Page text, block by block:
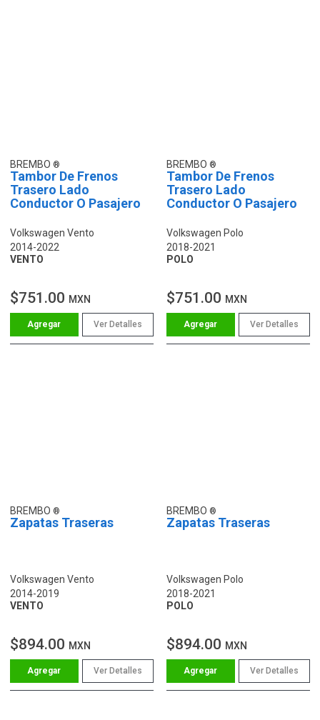
BREMBO
Tambor De Frenos
Trasero Lado
Conductor O Pasajero
Volkswagen Vento
2014-2022
VENTO
$751.00 MXN
Ver Detalles
BREMBO
Tambor De Frenos
Trasero Lado
Conductor O Pasajero
Volkswagen Polo
2018-2021
POLO
$751.00 MXN
Ver Detalles
BREMBO
Zapatas Traseras
Volkswagen Vento
2014-2019
VENTO
$894.00 MXN
Ver Detalles
BREMBO
Zapatas Traseras
Volkswagen Polo
2018-2021
POLO
$894.00 MXN
Ver Detalles